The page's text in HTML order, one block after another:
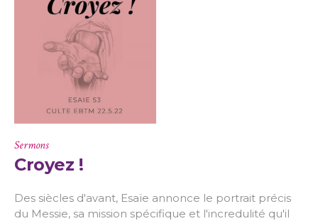
Sermons
Croyez !
Des siècles d'avant, Esaïe annonce le portrait précis
du Messie, sa mission spécifique et l'incredulité qu'il